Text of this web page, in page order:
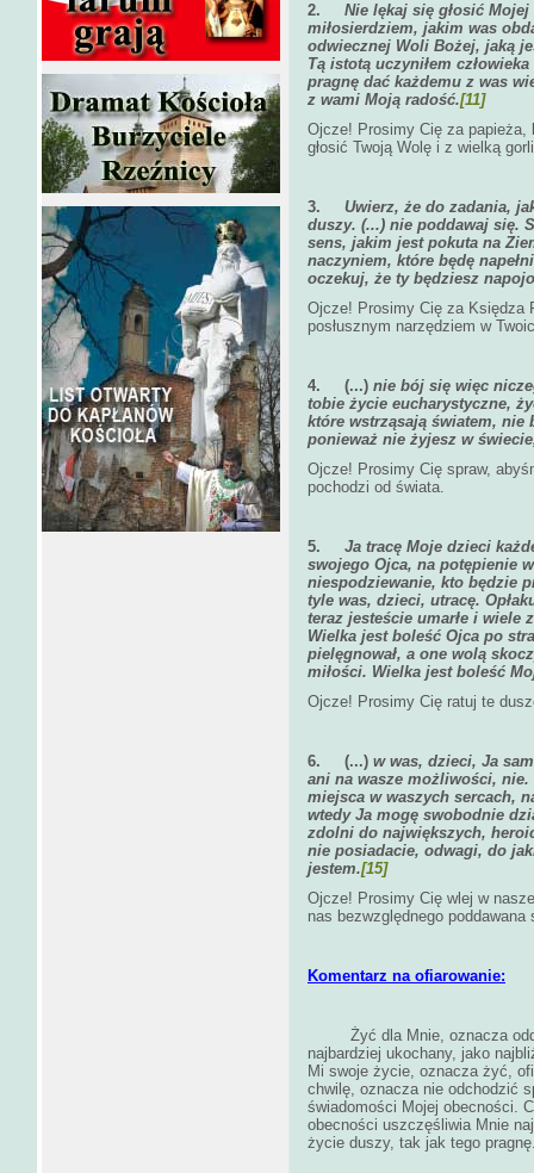
2. Nie lękaj się głosić
miłosierdziem, jakim was
odwiecznej Woli Bożej, jaką
Tą istotą uczyniłem
pragnę dać każdemu z was
z wami Moją radość.[11]
Ojcze! Prosimy Cię za papieża,
głosić Twoją Wolę i z wielką
3. Uwierz, że do zadania,
duszy. (...) nie poddawaj się.
sens, jakim jest pokuta na
naczyniem, które będę
oczekuj, że ty będziesz
Ojcze! Prosimy Cię za Księdza
posłusznym narzędziem w
4. (...) nie bój się więc
tobie życie eucharystyczne,
które wstrząsają światem, nie
ponieważ nie żyjesz w
Ojcze! Prosimy Cię spraw,
pochodzi od świata.
5. Ja tracę Moje dzieci
swojego Ojca, na potępienie
niespodziewanie, kto będzie
tyle was, dzieci, utracę.
teraz jesteście umarłe i wiele
Wielka jest boleść Ojca po
pielęgnował, a one wolą
miłości. Wielka jest boleść
Ojcze! Prosimy Cię ratuj te
6. (...) w was, dzieci, Ja
ani na wasze możliwości,
miejsca w waszych sercach,
wtedy Ja mogę swobodnie
zdolni do największych,
nie posiadacie, odwagi, do
jestem.[15]
Ojcze! Prosimy Cię wlej w
nas bezwzględnego poddawana
Komentarz na ofiarowanie:
Żyć dla Mnie, oznacza
najbardziej ukochany, jako
Mi swoje życie, oznacza żyć,
chwilę, oznacza nie odchodzić
świadomości Mojej obecności.
obecności uszczęśliwia Mnie
życie duszy, tak jak tego